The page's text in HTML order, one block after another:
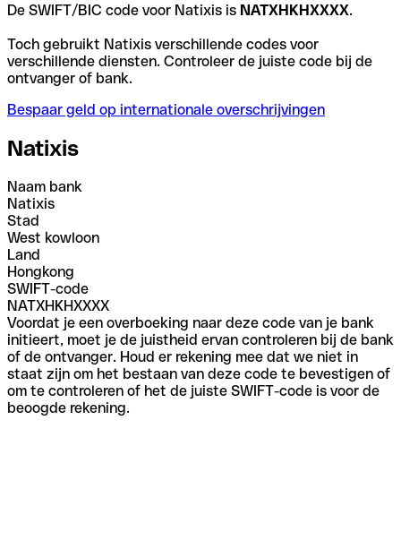
De SWIFT/BIC code voor Natixis is NATXHKHXXXX.
Toch gebruikt Natixis verschillende codes voor
verschillende diensten. Controleer de juiste code bij de
ontvanger of bank.
Bespaar geld op internationale overschrijvingen
Natixis
Naam bank
Natixis
Stad
West kowloon
Land
Hongkong
SWIFT-code
NATXHKHXXXX
Voordat je een overboeking naar deze code van je bank
initieert, moet je de juistheid ervan controleren bij de bank
of de ontvanger. Houd er rekening mee dat we niet in
staat zijn om het bestaan van deze code te bevestigen of
om te controleren of het de juiste SWIFT-code is voor de
beoogde rekening.